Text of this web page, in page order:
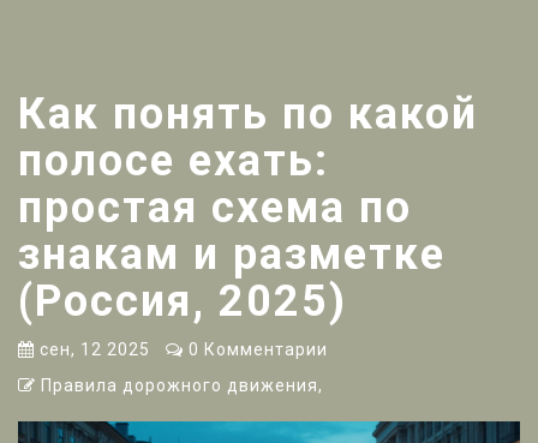
Как понять по какой
полосе ехать:
простая схема по
знакам и разметке
(Россия, 2025)
сен, 12 2025
0 Комментарии
Правила дорожного движения,